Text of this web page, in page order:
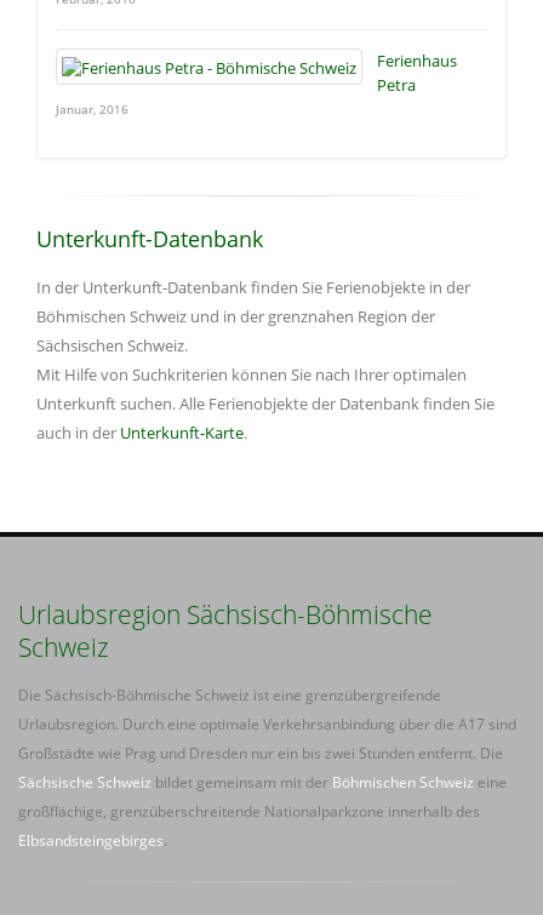
Ferienhaus
Petra
Januar, 2016
Unterkunft-Datenbank
In der Unterkunft-Datenbank finden Sie Ferienobjekte in der
Böhmischen Schweiz und in der grenznahen Region der
Sächsischen Schweiz.
Mit Hilfe von Suchkriterien können Sie nach Ihrer optimalen
Unterkunft suchen. Alle Ferienobjekte der Datenbank finden Sie
auch in der Unterkunft-Karte.
Urlaubsregion Sächsisch-Böhmische
Schweiz
Die Sächsisch-Böhmische Schweiz ist eine grenzübergreifende
Urlaubsregion. Durch eine optimale Verkehrsanbindung über die A17 sind
Großstädte wie Prag und Dresden nur ein bis zwei Stunden entfernt. Die
Sächsische Schweiz bildet gemeinsam mit der Böhmischen Schweiz eine
großflächige, grenzüberschreitende Nationalparkzone innerhalb des
Elbsandsteingebirges.